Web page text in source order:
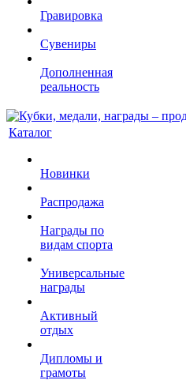
Гравировка
Сувениры
Дополненная
реальность
Каталог
Новинки
Распродажа
Награды по
видам спорта
Универсальные
награды
Активный
отдых
Дипломы и
грамоты